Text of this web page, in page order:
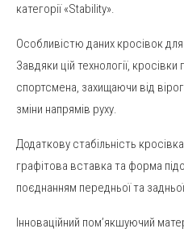
категорії «Stability».
Особливістю даних кросівок
Завдяки цій технології,
спортсмена, захищаючи від
зміни напрямів руху.
Додаткову стабільність
графітова вставка та форма
поєднанням передньої та
Інноваційний пом’якшуючий